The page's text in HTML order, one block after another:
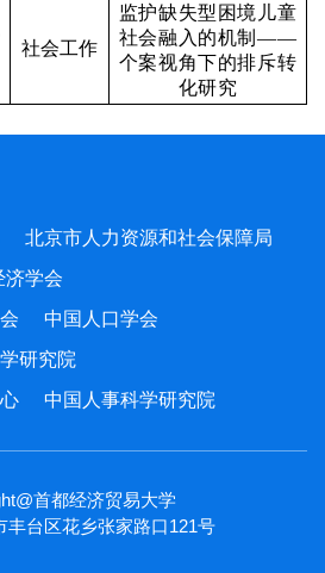
社会工作
监护缺失型困境儿童
社会融入的机制——
个案视角下的排斥转
化研究
北京市人力资源和社会保障局
济学会
中国人口学会
研究院
中国人事科学研究院
首都经济贸易大学
丰台区花乡张家路口121号